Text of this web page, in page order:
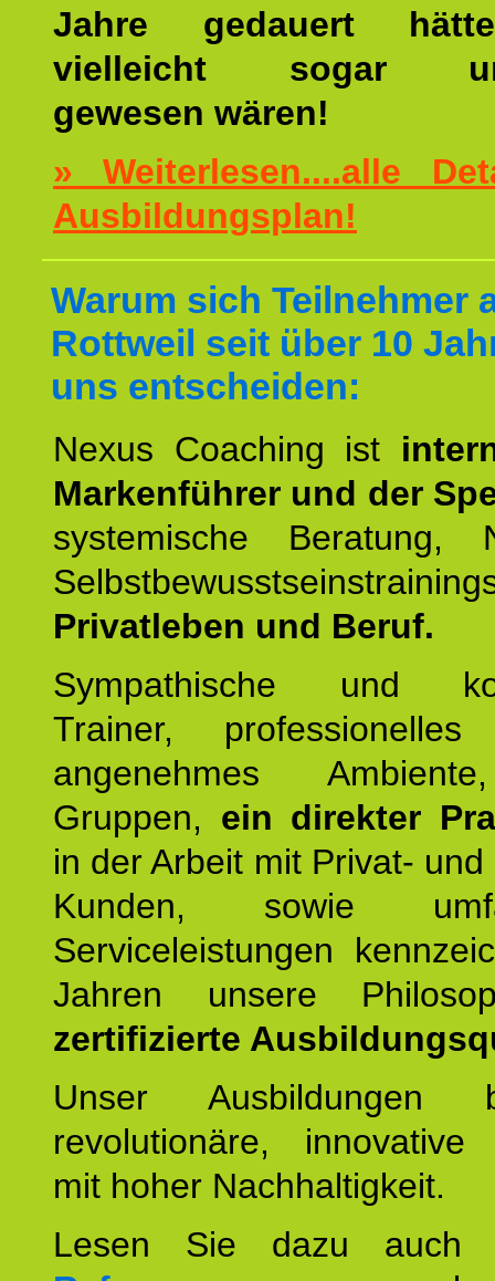
Jahre gedauert
vielleicht sogar
gewesen wären!
» Weiterlesen....alle
Ausbildungsplan!
Warum sich Teilnehmer
Rottweil seit über 10
uns entscheiden:
Nexus Coaching ist
Markenführer und der
systemische Beratung,
Privatleben und Beruf.
Sympathische und
Trainer, professionelles
angenehmes
Gruppen, ein direkter
in der Arbeit mit Privat-
Kunden, sowie
Serviceleistungen
Jahren unsere
zertifizierte
Unser Ausbildungen
revolutionäre, innovative
mit hoher Nachhaltigkeit.
Lesen Sie dazu